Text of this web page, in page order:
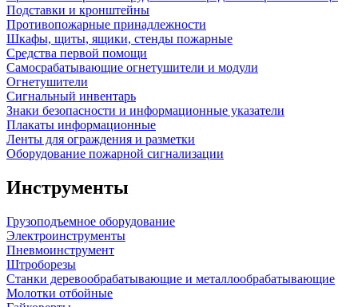
Подставки и кронштейны
Противопожарные принадлежности
Шкафы, щиты, ящики, стенды пожарные
Средства первой помощи
Самосрабатывающие огнетушители и модули
Огнетушители
Сигнальный инвентарь
Знаки безопасности и информационные указатели
Плакаты информационные
Ленты для ограждения и разметки
Оборудование пожарной сигнализации
Инструменты
Грузоподъемное оборудование
Электроинструменты
Пневмоинструмент
Штроборезы
Станки деревообрабатывающие и металлообрабатывающие
Молотки отбойные